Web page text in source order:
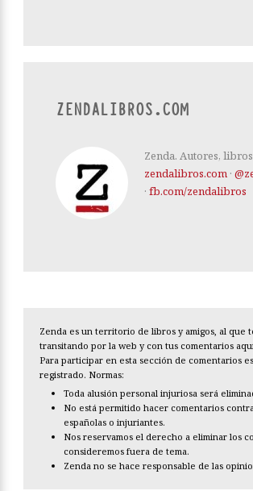
ZENDALIBROS.COM
Zenda. Autores,
zendalibros.com ·
· fb.com/zendalibros
Zenda es un territorio de libros y amigos, al que
transitando por la web y con tus comentarios
Para participar en esta sección de comentarios
registrado. Normas:
Toda alusión personal injuriosa será
No está permitido hacer comentarios
españolas o injuriantes.
Nos reservamos el derecho a eliminar los
consideremos fuera de tema.
Zenda no se hace responsable de las